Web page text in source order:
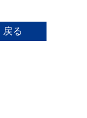
戻る